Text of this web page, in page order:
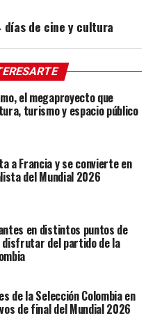
de cine y cultura
el megaproyecto que
turismo y espacio público
a Francia y se convierte en
del Mundial 2026
en distintos puntos de
disfrutar del partido de la
de la Selección Colombia en
de final del Mundial 2026